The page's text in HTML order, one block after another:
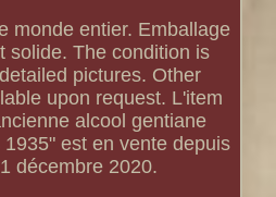
monde entier. Emballage
solide. The condition is
pictures. Other
upon request. L'item
alcool gentiane
est en vente depuis
décembre 2020.